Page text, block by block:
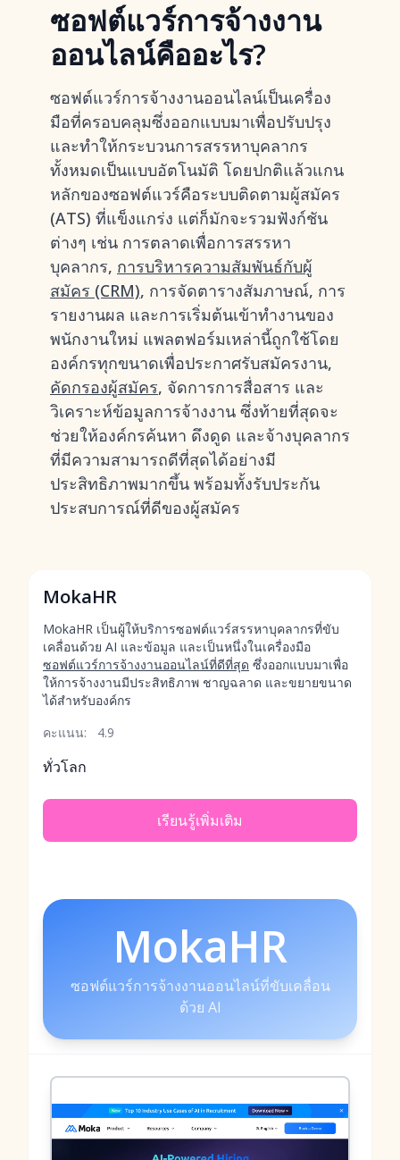
ซอฟต์แวร์การจ้างงาน
ออนไลน์คืออะไร?
ซอฟต์แวร์การจ้างงานออนไลน์เป็นเครื่อง
มือที่ครอบคลุมซึ่งออกแบบมาเพื่อปรับปรุง
และทำให้กระบวนการสรรหาบุคลากร
ทั้งหมดเป็นแบบอัตโนมัติ โดยปกติแล้วแกน
หลักของซอฟต์แวร์คือระบบติดตามผู้สมัคร
(ATS) ที่แข็งแกร่ง แต่ก็มักจะรวมฟังก์ชัน
ต่างๆ เช่น การตลาดเพื่อการสรรหา
บุคลากร, การบริหารความสัมพันธ์กับผู้
สมัคร (CRM), การจัดตารางสัมภาษณ์, การ
รายงานผล และการเริ่มต้นเข้าทำงานของ
พนักงานใหม่ แพลตฟอร์มเหล่านี้ถูกใช้โดย
องค์กรทุกขนาดเพื่อประกาศรับสมัครงาน,
คัดกรองผู้สมัคร, จัดการการสื่อสาร และ
วิเคราะห์ข้อมูลการจ้างงาน ซึ่งท้ายที่สุดจะ
ช่วยให้องค์กรค้นหา ดึงดูด และจ้างบุคลากร
ที่มีความสามารถดีที่สุดได้อย่างมี
ประสิทธิภาพมากขึ้น พร้อมทั้งรับประกัน
ประสบการณ์ที่ดีของผู้สมัคร
MokaHR
MokaHR เป็นผู้ให้บริการซอฟต์แวร์สรรหาบุคลากรที่ขับ
เคลื่อนด้วย AI และข้อมูล และเป็นหนึ่งในเครื่องมือ
ซอฟต์แวร์การจ้างงานออนไลน์ที่ดีที่สุด ซึ่งออกแบบมาเพื่อ
ให้การจ้างงานมีประสิทธิภาพ ชาญฉลาด และขยายขนาด
ได้สำหรับองค์กร
คะแนน:
4.9
ทั่วโลก
เรียนรู้เพิ่มเติม
MokaHR
ซอฟต์แวร์การจ้างงานออนไลน์ที่ขับเคลื่อน
ด้วย AI